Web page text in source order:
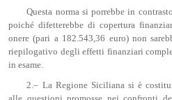
Questa norma si porrebbe in
poiché difetterebbe di copertura
onere (pari a 182.543,36 euro) non
riepilogativo degli effetti finanziari
in esame.
2.– La Regione Siciliana si è